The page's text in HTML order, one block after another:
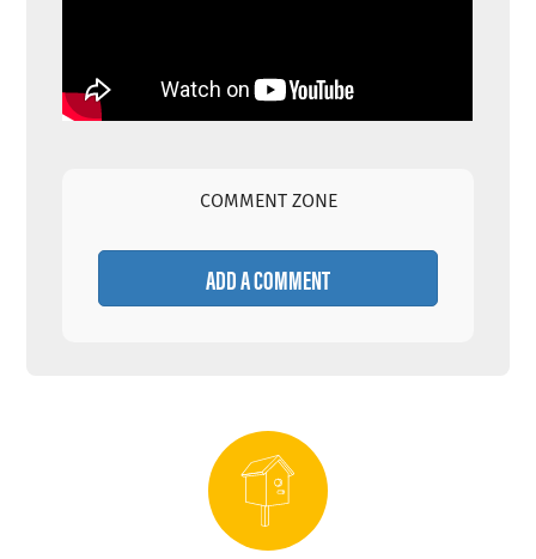
COMMENT ZONE
ADD A COMMENT